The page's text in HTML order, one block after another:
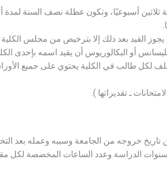
ثلاثين أسبوعيًا، وتكون عطلة نصف السنة
يجوز القيد بعد ذلك إلا بترخيص من مجلس
أو البكالوريوس أن يقيد اسمه بإحدى
ملف لكل طالب في الكلية يحتوي على جميع
ـ تقديراتها ).
خروجه من الجامعة وسببه وعمله بعد
على سنوات الدراسة وعدد الساعات المخصصة